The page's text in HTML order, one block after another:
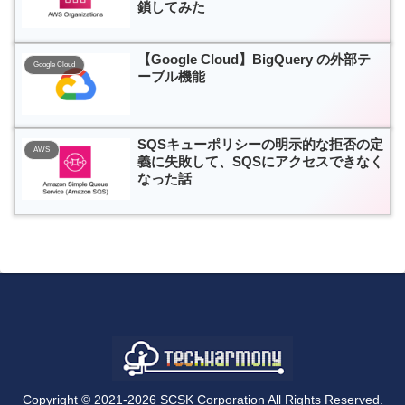
鎖してみた
Google Cloud
【Google Cloud】BigQuery の外部テ
ーブル機能
AWS
SQSキューポリシーの明示的な拒否の定
義に失敗して、SQSにアクセスできなく
なった話
Copyright © 2021-2026 SCSK Corporation All Rights Reserved.